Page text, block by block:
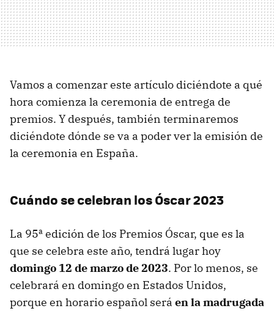
Vamos a comenzar este artículo diciéndote a qué
hora comienza la ceremonia de entrega de
premios. Y después, también terminaremos
diciéndote dónde se va a poder ver la emisión de
la ceremonia en España.
Cuándo se celebran los Óscar 2023
La 95ª edición de los Premios Óscar, que es la
que se celebra este año, tendrá lugar hoy
domingo 12 de marzo de 2023. Por lo menos, se
celebrará en domingo en Estados Unidos,
porque en horario español será en la madrugada